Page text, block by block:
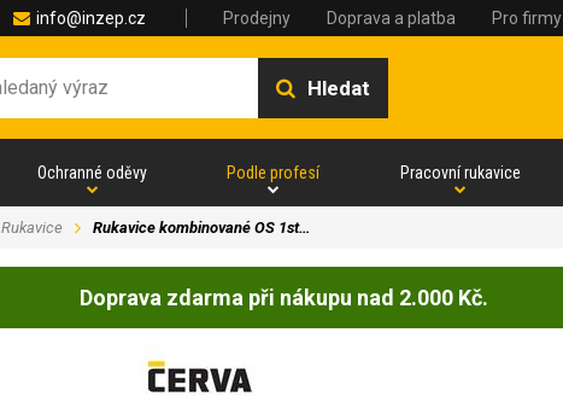
info@inzep.cz Prodejny Doprava a platba Pro firmy
Hledat
Ochranné oděvy Podle profesí Pracovní rukavice
Rukavice Rukavice kombinované OS 1st…
Doprava zdarma při nákupu nad 2.000 Kč.